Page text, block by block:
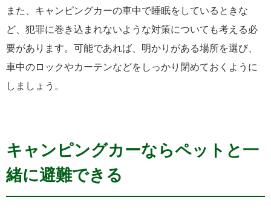
また、キャンピングカーの車中で睡眠をしているときな
ど、犯罪に巻き込まれないような対策についても考える必
要があります。可能であれば、明かりがある場所を選び、
車中のロックやカーテンなどをしっかり閉めておくように
しましょう。
キャンピングカーならペットと一
緒に避難できる